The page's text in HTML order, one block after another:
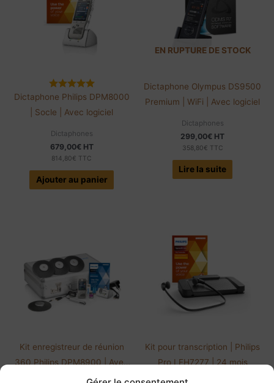
Dictaphone Philips DPM8000
| Socle | Avec logiciel
Dictaphones
679,00€ HT
814,80€ TTC
Ajouter au panier
EN RUPTURE DE STOCK
Dictaphone Olympus DS9500
Premium | WiFi | Avec logiciel
Dictaphones
299,00€ HT
358,80€ TTC
Lire la suite
Kit enregistreur de réunion
360 Philips DPM8900 | Avec
Kit pour transcription | Philips
Pro LFH7277 | 24 mois